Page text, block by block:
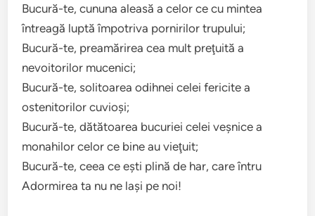
Bucură-te, cununa aleasă a celor ce cu mintea
întreagă luptă împotriva pornirilor trupului;
Bucură-te, preamărirea cea mult preţuită a
nevoitorilor mucenici;
Bucură-te, solitoarea odihnei celei fericite a
ostenitorilor cuvioşi;
Bucură-te, dătătoarea bucuriei celei veşnice a
monahilor celor ce bine au vieţuit;
Bucură-te, ceea ce eşti plină de har, care întru
Adormirea ta nu ne laşi pe noi!